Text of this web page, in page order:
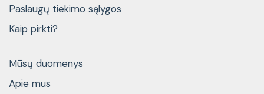
Paslaugų tiekimo sąlygos
Kaip pirkti?
Mūsų duomenys
Apie mus